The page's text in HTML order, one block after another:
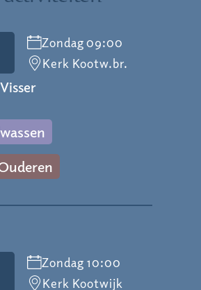
Zondag 09:00
Kerk Kootw.br.
Zondag 10:00
Kerk Kootwijk